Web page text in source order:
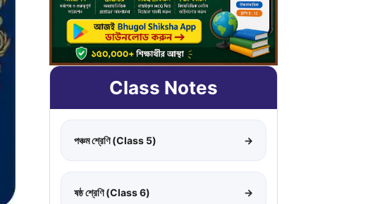
Class Notes
পঞ্চম শ্রেণি (Class 5) →
ষষ্ঠ শ্রেণি (Class 6) →